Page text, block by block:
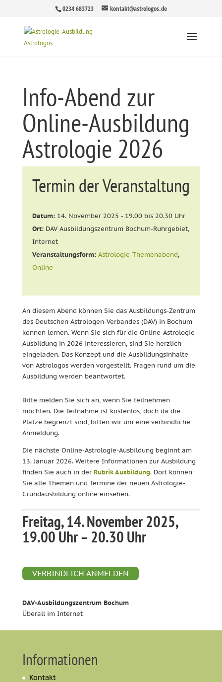
0234 683723 kontakt@astrologos.de
Info-Abend zur
Online-Ausbildung
Astrologie 2026
Termin der Veranstaltung
Datum:14. November 2025 - 19.00 bis 20.30 Uhr
Ort: DAV Ausbildungszentrum Bochum-Ruhrgebiet,
Internet
Veranstaltungsform: Astrologie-Themenabend,
Online
An diesem Abend können Sie das Ausbildungs-Zentrum
des Deutschen Astrologen-Verbandes (DAV) in Bochum
kennen lernen. Wenn Sie sich für die Online-Astrologie-
Ausbildung in 2026 interessieren, sind Sie herzlich
eingeladen. Das Konzept und die Ausbildungsinhalte
von Astrologos werden vorgestellt. Fragen rund um die
Ausbildung werden beantwortet.
Bitte melden Sie sich an, wenn Sie teilnehmen
möchten. Die Teilnahme ist kostenlos, doch da die
Plätze begrenzt sind, bitten wir um eine verbindliche
Anmeldung.
Die nächste Online-Astrologie-Ausbildung beginnt am
13. Januar 2026. Weitere Informationen zur Ausbildung
finden Sie auch in der Rubrik Ausbildung. Dort können
Sie alle Themen und Termine der neuen Astrologie-
Grundausbildung online einsehen.
Freitag, 14. November 2025,
19.00 Uhr – 20.30 Uhr
VERBINDLICH ANMELDEN
DAV-Ausbildungszentrum Bochum
Überall im Internet
Informationen
Kontakt